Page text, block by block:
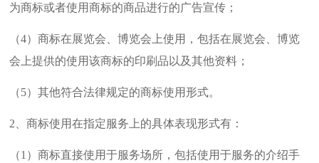
为商标或者使用商标的商品进行的广告宣传；
（4）商标在展览会、博览会上使用，包括在展览会、博览
会上提供的使用该商标的印刷品以及其他资料；
（5）其他符合法律规定的商标使用形式。
2、商标使用在指定服务上的具体表现形式有：
（1）商标直接使用于服务场所，包括使用于服务的介绍手